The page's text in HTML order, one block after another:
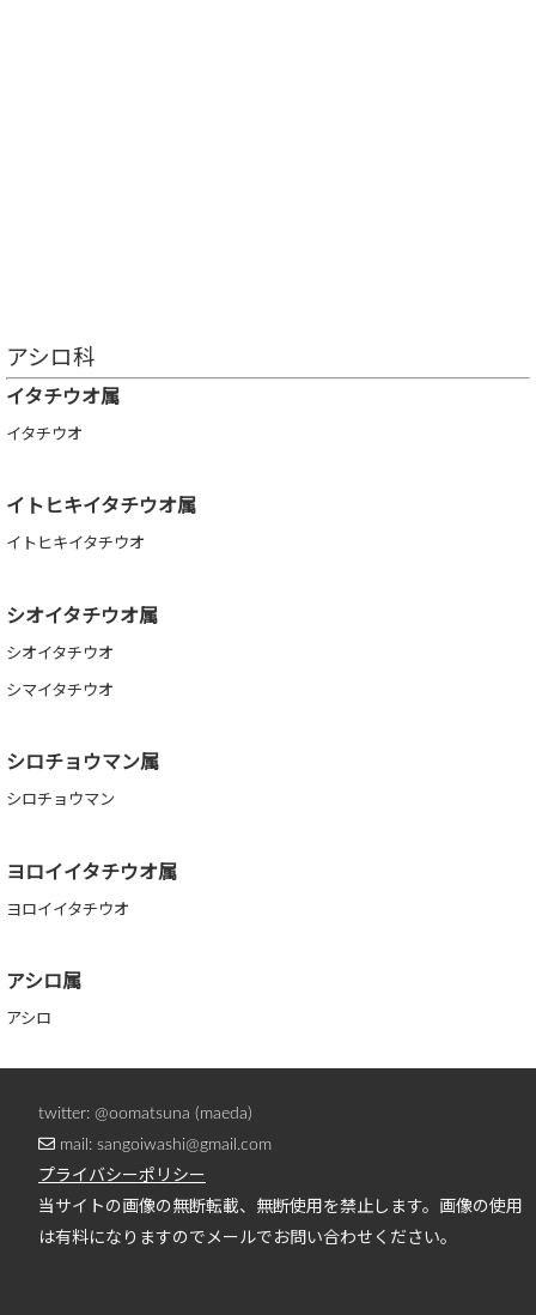
アシロ科
イタチウオ属
イタチウオ
イトヒキイタチウオ属
イトヒキイタチウオ
シオイタチウオ属
シオイタチウオ
シマイタチウオ
シロチョウマン属
シロチョウマン
ヨロイイタチウオ属
ヨロイイタチウオ
アシロ属
アシロ
twitter: @oomatsuna (maeda)
mail: sangoiwashi@gmail.com
プライバシーポリシー
当サイトの画像の無断転載、無断使用を禁止します。画像の使用
は有料になりますのでメールでお問い合わせください。